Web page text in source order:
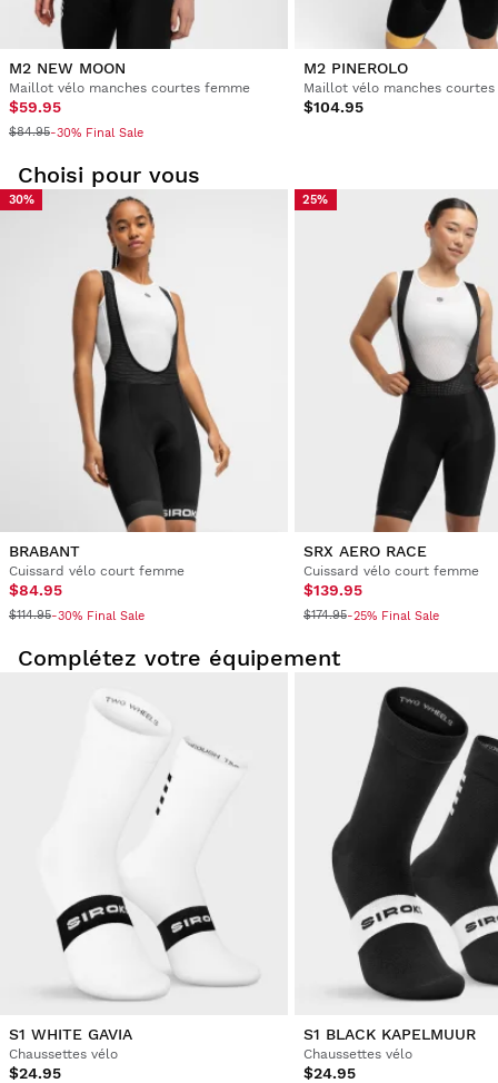
M2 NEW MOON
Maillot vélo manches courtes femme
$59.95
$84.95-30% Final Sale
M2 PINEROLO
Maillot vélo manches
$104.95
Choisi pour vous
30%
BRABANT
Cuissard vélo court femme
$84.95
$114.95-30% Final Sale
25%
SRX AERO RACE
Cuissard vélo court femme
$139.95
$174.95-25% Final Sale
Complétez votre équipement
S1 WHITE GAVIA
Chaussettes vélo
$24.95
S1 BLACK KAPELMUUR
Chaussettes vélo
$24.95